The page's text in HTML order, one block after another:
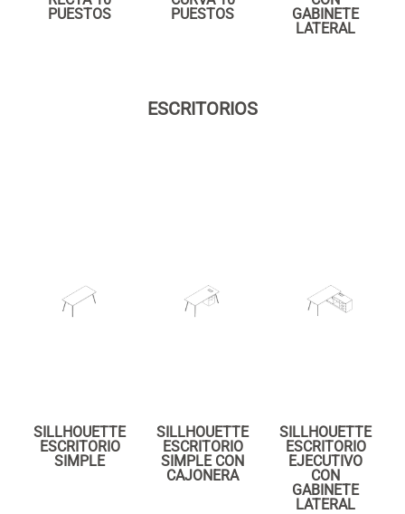
PUESTOS
PUESTOS
GABINETE
LATERAL
ESCRITORIOS
SILLHOUETTE
ESCRITORIO
SIMPLE
SILLHOUETTE
ESCRITORIO
SIMPLE CON
CAJONERA
SILLHOUETTE
ESCRITORIO
EJECUTIVO
CON
GABINETE
LATERAL